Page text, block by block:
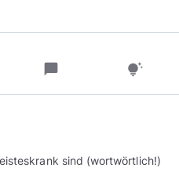
chat_bubble tips_and_updates
sind (wortwörtlich!)